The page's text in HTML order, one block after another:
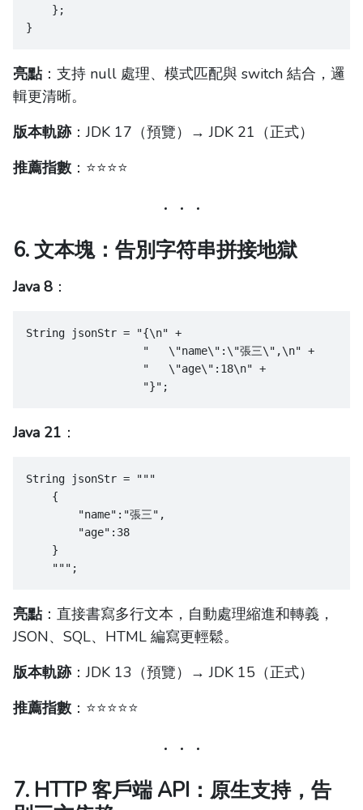
    };
}
亮點：支持 null 處理、模式匹配與 switch 結合，邏
輯更清晰。
版本軌跡：JDK 17（預覽）→ JDK 21（正式）
推薦指數：⭐️⭐️⭐️⭐️
6. 文本塊：告別字符串拼接地獄
Java 8 ：
String jsonStr = "{\n" +
                  "   \"name\":\"張三\",\n" +
                  "   \"age\":18\n" +
                  "}";
Java 21 ：
String jsonStr = """
    {
        "name":"張三",
        "age":38
    }
    """;
亮點：直接書寫多行文本，自動處理縮進和轉義，
JSON、SQL、HTML 編寫更輕鬆。
版本軌跡：JDK 13（預覽）→ JDK 15（正式）
推薦指數：⭐️⭐️⭐️⭐️⭐️
7. HTTP 客戶端 API：原生支持，告